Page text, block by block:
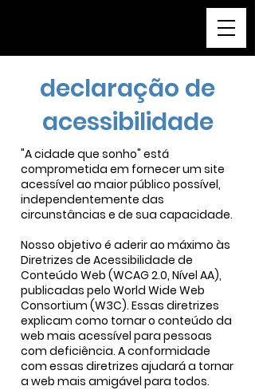
declaração de
acessibilidade
"A cidade que sonho" está
comprometida em fornecer um site
acessível ao maior público possível,
independentemente das
circunstâncias e de sua capacidade.
Nosso objetivo é aderir ao máximo às
Diretrizes de Acessibilidade de
Conteúdo Web (WCAG 2.0, Nível AA),
publicadas pelo World Wide Web
Consortium (W3C). Essas diretrizes
explicam como tornar o conteúdo da
web mais acessível para pessoas
com deficiência. A conformidade
com essas diretrizes ajudará a tornar
a web mais amigável para todos.